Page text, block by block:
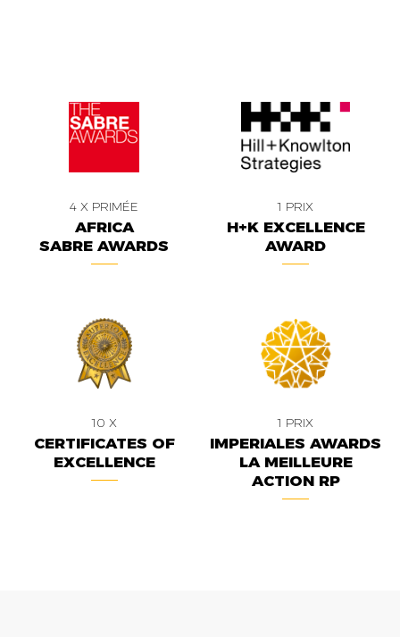
4 X PRIMÉE
AFRICA
SABRE AWARDS
1 PRIX
H+K EXCELLENCE
AWARD
10 X
CERTIFICATES OF
EXCELLENCE
1 PRIX
IMPERIALES AWARDS
LA MEILLEURE
ACTION RP